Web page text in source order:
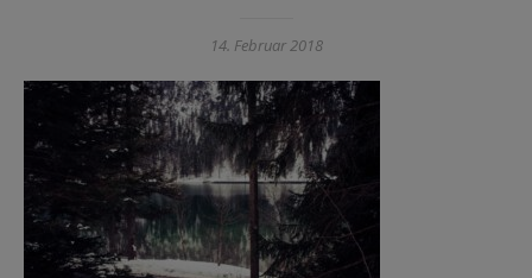
14. Februar 2018